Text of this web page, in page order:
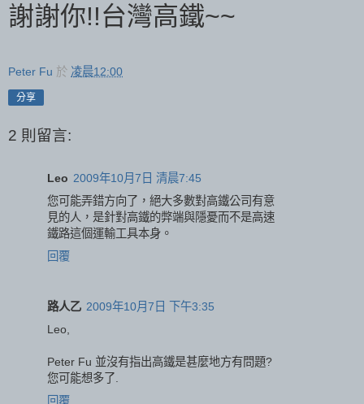
謝謝你!!台灣高鐵~~
Peter Fu 於 凌晨12:00
分享
2 則留言:
Leo 2009年10月7日 清晨7:45
您可能弄錯方向了，絕大多數對高鐵公司有意
見的人，是針對高鐵的弊端與隱憂而不是高速
鐵路這個運輸工具本身。
回覆
路人乙 2009年10月7日 下午3:35
Leo,
Peter Fu 並沒有指出高鐵是甚麼地方有問題?
您可能想多了.
回覆